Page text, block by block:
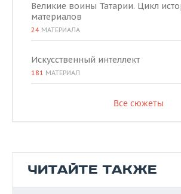
Великие воины Татарии. Цикл
материалов
24 МАТЕРИАЛА
Искусственный интеллект
181 МАТЕРИАЛ
Все сюжеты
ЧИТАЙТЕ ТАКЖЕ